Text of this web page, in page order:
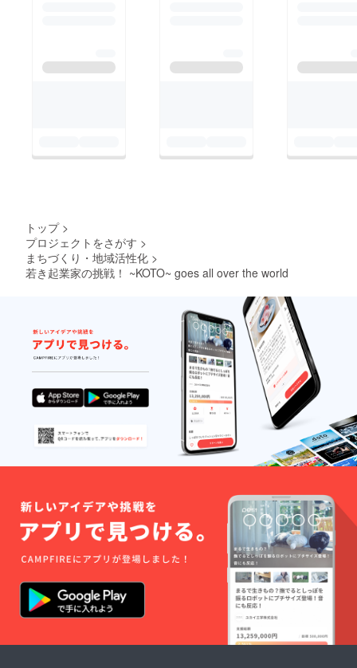
トップ >
プロジェクトをさがす >
まちづくり・地域活性化 >
若き起業家の挑戦！ ~KOTO~ goes all over the world